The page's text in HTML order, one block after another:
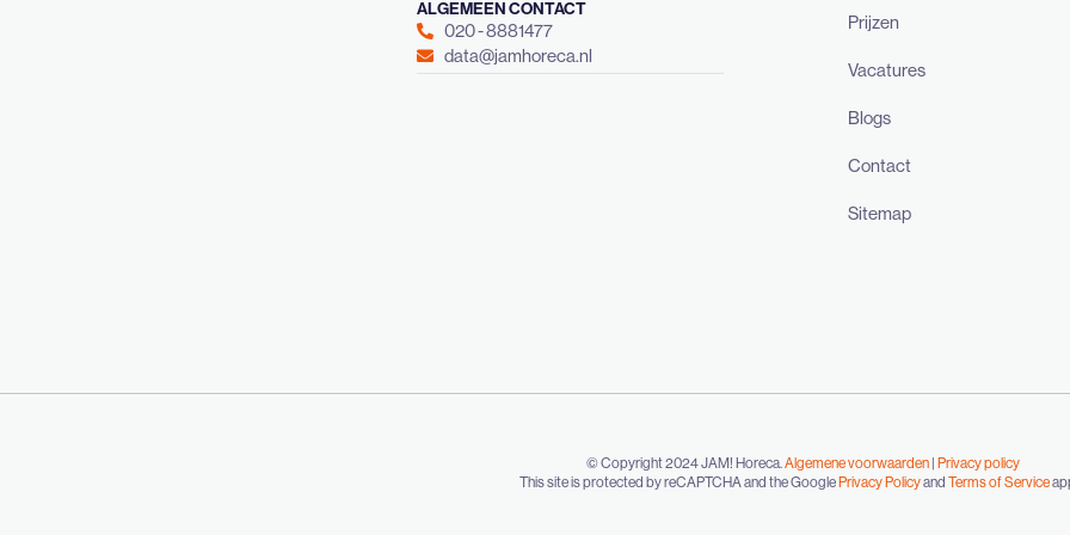
ALGEMEEN CONTACT
020 - 8881477
data@jamhoreca.nl
Prijzen
Vacatures
Blogs
Contact
Sitemap
© Copyright 2024 JAM! Horeca.Algemene voorwaarden| Privacy policy
This site is protected by reCAPTCHA and the Google Privacy Policyand Terms of Service